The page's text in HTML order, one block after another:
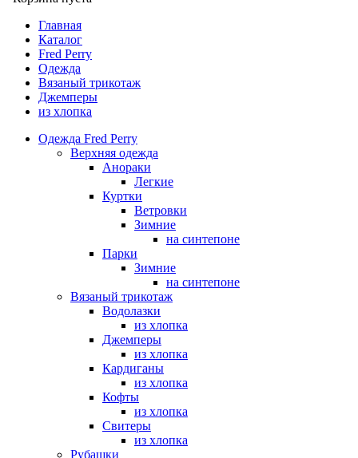
Главная
Каталог
Fred Perry
Одежда
Вязаный трикотаж
Джемперы
из хлопка
Одежда Fred Perry
Верхняя одежда
Анораки
Легкие
Куртки
Ветровки
Зимние
на синтепоне
Парки
Зимние
на синтепоне
Вязаный трикотаж
Водолазки
из хлопка
Джемперы
из хлопка
Кардиганы
из хлопка
Кофты
из хлопка
Свитеры
из хлопка
Рубашки